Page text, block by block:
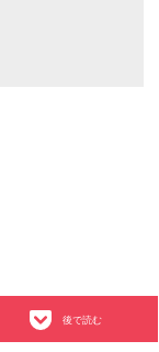
後で読む